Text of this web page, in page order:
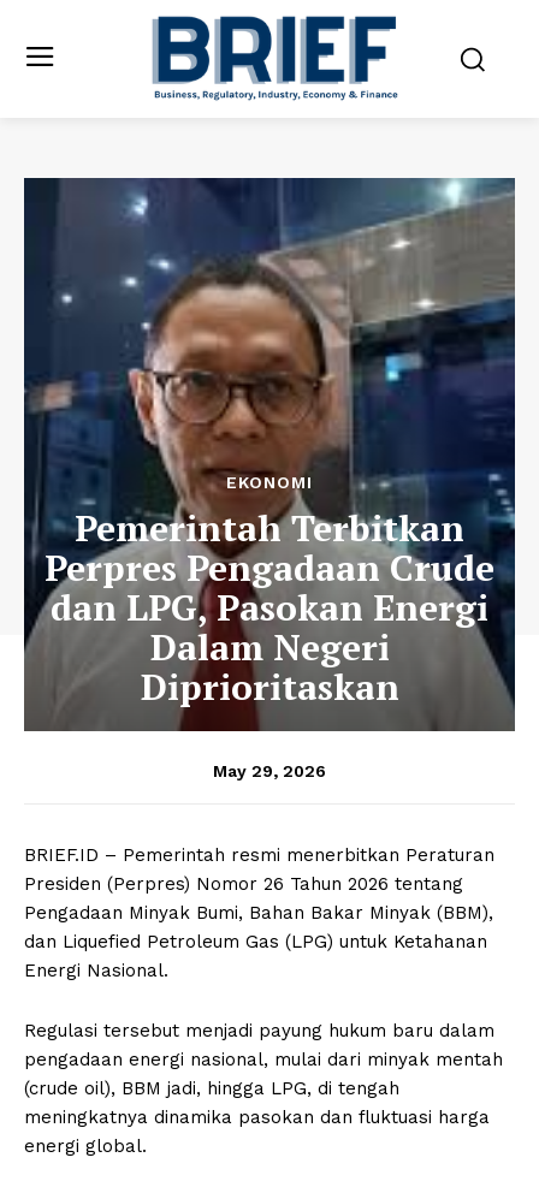
EKONOMI
Pemerintah Terbitkan
Perpres Pengadaan Crude
dan LPG, Pasokan Energi
Dalam Negeri
Diprioritaskan
May 29, 2026
BRIEF.ID – Pemerintah resmi menerbitkan Peraturan
Presiden (Perpres) Nomor 26 Tahun 2026 tentang
Pengadaan Minyak Bumi, Bahan Bakar Minyak (BBM),
dan Liquefied Petroleum Gas (LPG) untuk Ketahanan
Energi Nasional.
Regulasi tersebut menjadi payung hukum baru dalam
pengadaan energi nasional, mulai dari minyak mentah
(crude oil), BBM jadi, hingga LPG, di tengah
meningkatnya dinamika pasokan dan fluktuasi harga
energi global.